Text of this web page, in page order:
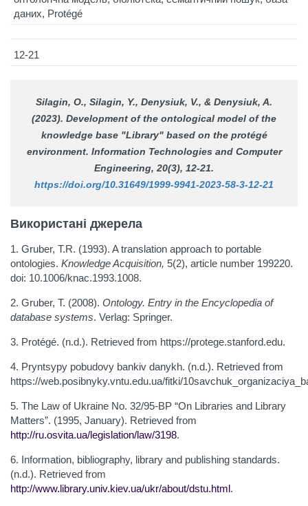
даних, Protégé
12-21
Silagin, O., Silagin, Y., Denysiuk, V., & Denysiuk, A.
(2023). Development of the ontological model of the
knowledge base "Library" based on the protégé
environment. Information Technologies and Computer
Engineering, 20(3), 12-21.
https://doi.org/10.31649/1999-9941-2023-58-3-12-21
Використані джерела
1. Gruber, T.R. (1993). A translation approach to portable
ontologies. Knowledge Acquisition, 5(2), article number 199220.
doi: 10.1006/knac.1993.1008.
2. Gruber, T. (2008). Ontology. Entry in the Encyclopedia of
database systems. Verlag: Springer.
3. Protégé. (n.d.). Retrieved from https://protege.stanford.edu.
4. Pryntsypy pobudovy bankiv danykh. (n.d.). Retrieved from
https://web.posibnyky.vntu.edu.ua/fitki/
5. The Law of Ukraine No. 32/95-ВР “On Libraries and Library
Matters”. (1995, January). Retrieved from
http://ru.osvita.ua/legislation/law/3198.
6. Information, bibliography, library and publishing standards.
(n.d.). Retrieved from
http://www.library.univ.kiev.ua/ukr/about/dstu.html.